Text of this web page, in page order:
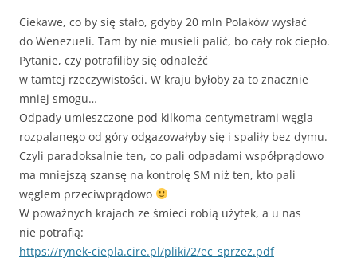
Ciekawe, co by się stało, gdyby 20 mln Polaków wysłać
do Wenezueli. Tam by nie musieli palić, bo cały rok ciepło.
Pytanie, czy potrafiliby się odnaleźć
w tamtej rzeczywistości. W kraju byłoby za to znacznie
mniej smogu…
Odpady umieszczone pod kilkoma centymetrami węgla
rozpalanego od góry odgazowałyby się i spaliły bez dymu.
Czyli paradoksalnie ten, co pali odpadami współprądowo
ma mniejszą szansę na kontrolę SM niż ten, kto pali
węglem przeciwprądowo
W poważnych krajach ze śmieci robią użytek, a u nas
nie potrafią:
https://rynek-ciepla.cire.pl/pliki/2/ec_sprzez.pdf